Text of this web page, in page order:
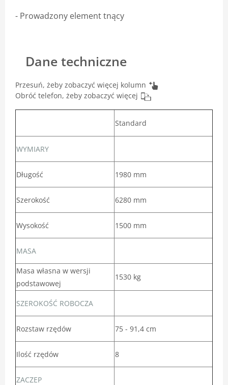
- Prowadzony element tnący
Dane techniczne
Przesuń, żeby zobaczyć więcej kolumn
Obróć telefon, żeby zobaczyć więcej
Standard
WYMIARY
Długość 1980 mm
Szerokość 6280 mm
Wysokość 1500 mm
MASA
Masa własna w wersji
podstawowej
1530 kg
SZEROKOŚĆ ROBOCZA
Rozstaw rzędów 75 - 91,4 cm
Ilość rzędów 8
ZACZEP